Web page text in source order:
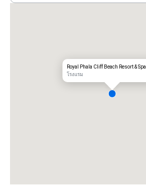
Royal Phala Cliff Beach Resort & Spa
โรงแรม